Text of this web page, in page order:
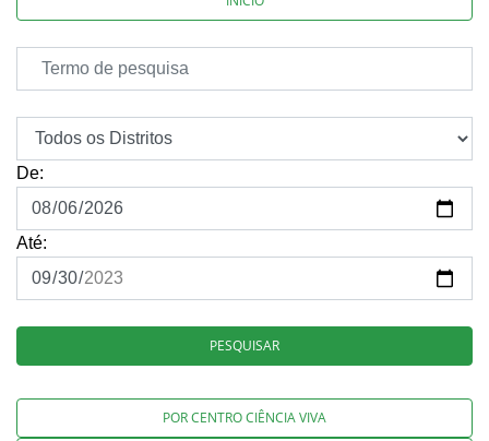
De:
Até:
PESQUISAR
POR CENTRO CIÊNCIA VIVA